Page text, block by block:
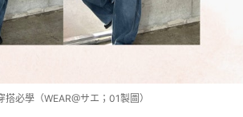
必學（WEAR@サエ；01製圖）